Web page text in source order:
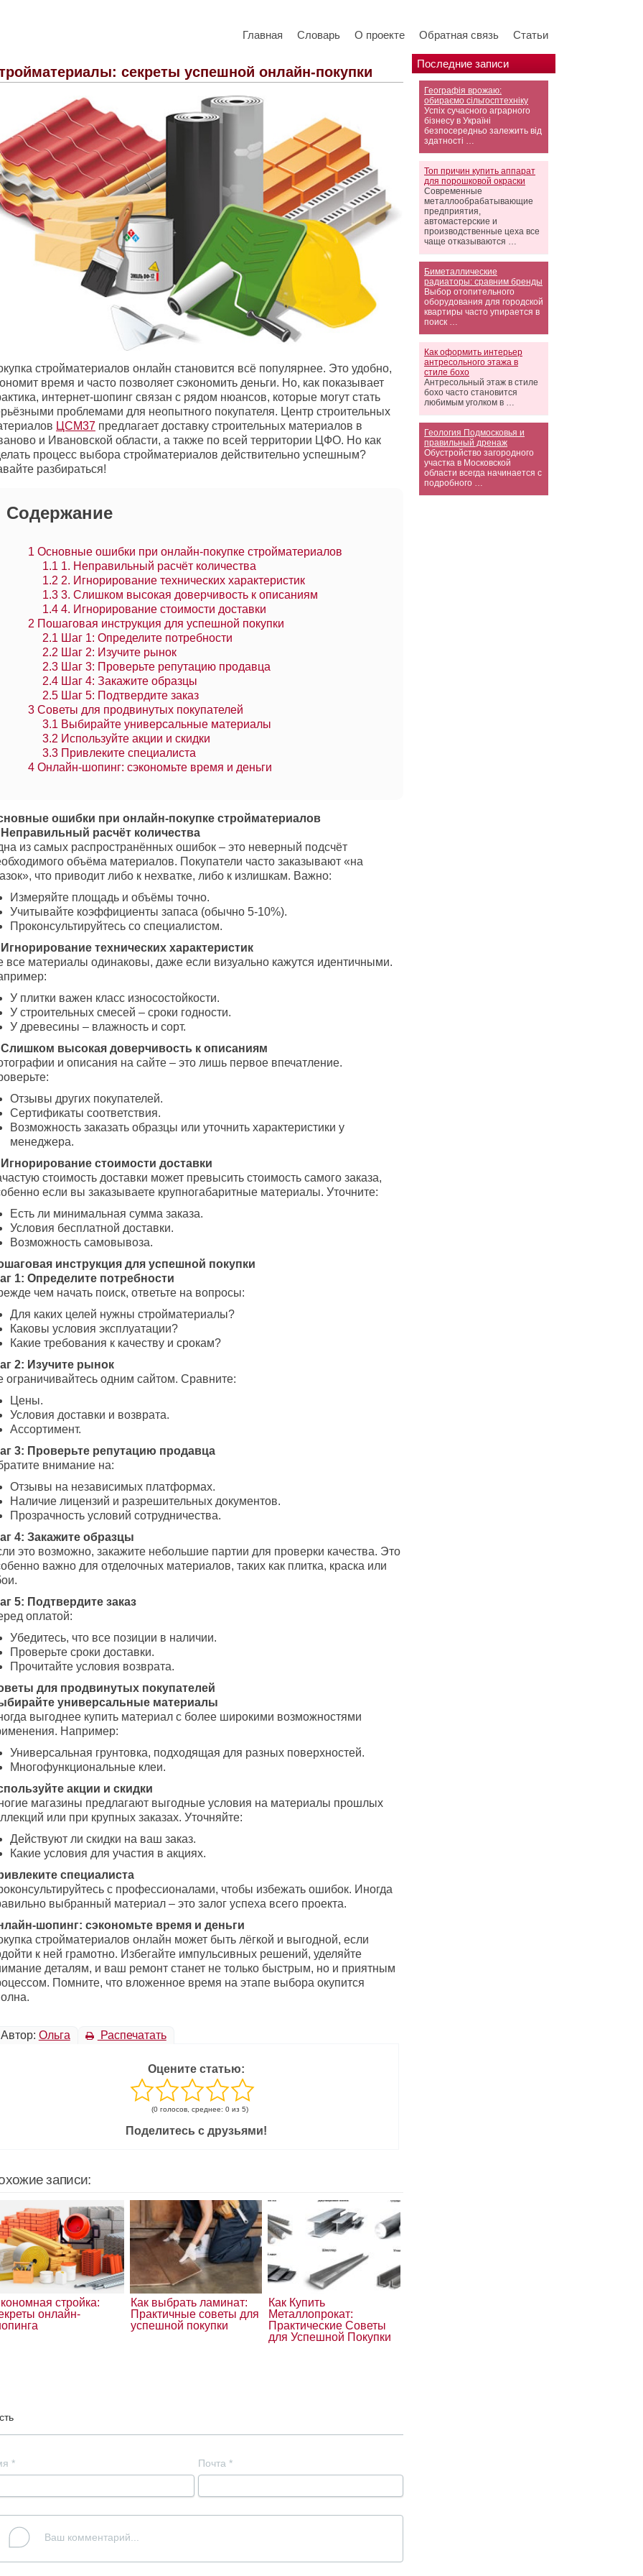
Главная Словарь О проекте Обратная связь Статьи
Последние записи
Географія врожаю:
обираємо сільгосптехніку
Успіх сучасного аграрного
бізнесу в Україні
безпосередньо залежить від
здатності …
Топ причин купить аппарат
для порошковой окраски
Современные
металлообрабатывающие
предприятия,
автомастерские и
производственные цеха все
чаще отказываются …
Биметаллические
радиаторы: сравним бренды
Выбор отопительного
оборудования для городской
квартиры часто упирается в
поиск …
Как оформить интерьер
антресольного этажа в
стиле бохо
Антресольный этаж в стиле
бохо часто становится
любимым уголком в …
Геология Подмосковья и
правильный дренаж
Обустройство загородного
участка в Московской
области всегда начинается с
подробного …
секреты успешной онлайн-покупки
стройматериалов онлайн становится всё популярнее. Это удобно,
время и часто позволяет сэкономить деньги. Но, как показывает
интернет-шопинг связан с рядом нюансов, которые могут стать
проблемами для неопытного покупателя. Центр строительных
ЦСМ37 предлагает доставку строительных материалов в
и Ивановской области, а также по всей территории ЦФО. Но как
процесс выбора стройматериалов действительно успешным?
разбираться!
Содержание
1 Основные ошибки при онлайн-покупке стройматериалов
1.1 1. Неправильный расчёт количества
1.2 2. Игнорирование технических характеристик
1.3 3. Слишком высокая доверчивость к описаниям
1.4 4. Игнорирование стоимости доставки
2 Пошаговая инструкция для успешной покупки
2.1 Шаг 1: Определите потребности
2.2 Шаг 2: Изучите рынок
2.3 Шаг 3: Проверьте репутацию продавца
2.4 Шаг 4: Закажите образцы
2.5 Шаг 5: Подтвердите заказ
3 Советы для продвинутых покупателей
3.1 Выбирайте универсальные материалы
3.2 Используйте акции и скидки
3.3 Привлеките специалиста
4 Онлайн-шопинг: сэкономьте время и деньги
ошибки при онлайн-покупке стройматериалов
Неправильный расчёт количества
из самых распространённых ошибок – это неверный подсчёт
объёма материалов. Покупатели часто заказывают «на
что приводит либо к нехватке, либо к излишкам. Важно:
Измеряйте площадь и объёмы точно.
Учитывайте коэффициенты запаса (обычно 5-10%).
Проконсультируйтесь со специалистом.
технических характеристик
все материалы одинаковы, даже если визуально кажутся идентичными.
У плитки важен класс износостойкости.
У строительных смесей – сроки годности.
У древесины – влажность и сорт.
Слишком высокая доверчивость к описаниям
и описания на сайте – это лишь первое впечатление.
Отзывы других покупателей.
Сертификаты соответствия.
Возможность заказать образцы или уточнить характеристики у
менеджера.
стоимости доставки
стоимость доставки может превысить стоимость самого заказа,
если вы заказываете крупногабаритные материалы. Уточните:
Есть ли минимальная сумма заказа.
Условия бесплатной доставки.
Возможность самовывоза.
инструкция для успешной покупки
1: Определите потребности
чем начать поиск, ответьте на вопросы:
Для каких целей нужны стройматериалы?
Каковы условия эксплуатации?
Какие требования к качеству и срокам?
2: Изучите рынок
ограничивайтесь одним сайтом. Сравните:
Цены.
Условия доставки и возврата.
Ассортимент.
3: Проверьте репутацию продавца
внимание на:
Отзывы на независимых платформах.
Наличие лицензий и разрешительных документов.
Прозрачность условий сотрудничества.
4: Закажите образцы
это возможно, закажите небольшие партии для проверки качества. Это
важно для отделочных материалов, таких как плитка, краска или
5: Подтвердите заказ
оплатой:
Убедитесь, что все позиции в наличии.
Проверьте сроки доставки.
Прочитайте условия возврата.
для продвинутых покупателей
универсальные материалы
выгоднее купить материал с более широкими возможностями
Например:
Универсальная грунтовка, подходящая для разных поверхностей.
Многофункциональные клеи.
акции и скидки
магазины предлагают выгодные условия на материалы прошлых
или при крупных заказах. Уточняйте:
Действуют ли скидки на ваш заказ.
Какие условия для участия в акциях.
специалиста
с профессионалами, чтобы избежать ошибок. Иногда
выбранный материал – это залог успеха всего проекта.
шопинг: сэкономьте время и деньги
стройматериалов онлайн может быть лёгкой и выгодной, если
к ней грамотно. Избегайте импульсивных решений, уделяйте
деталям, и ваш ремонт станет не только быстрым, но и приятным
Помните, что вложенное время на этапе выбора окупится
Автор: Ольга Распечатать
Оцените статью:
(0 голосов, среднее: 0 из 5)
Поделитесь с друзьями!
записи:
стройка:
онлайн-
Как выбрать ламинат:
Практичные советы для
успешной покупки
Как Купить
Металлопрокат:
Практические Советы
для Успешной Покупки
* Почта *